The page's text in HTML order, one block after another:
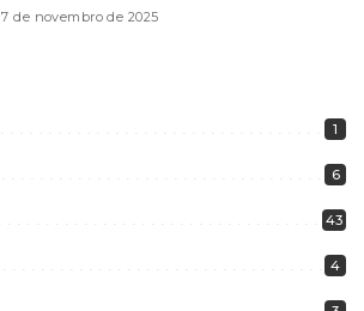
7 de novembro de 2025
1
6
43
4